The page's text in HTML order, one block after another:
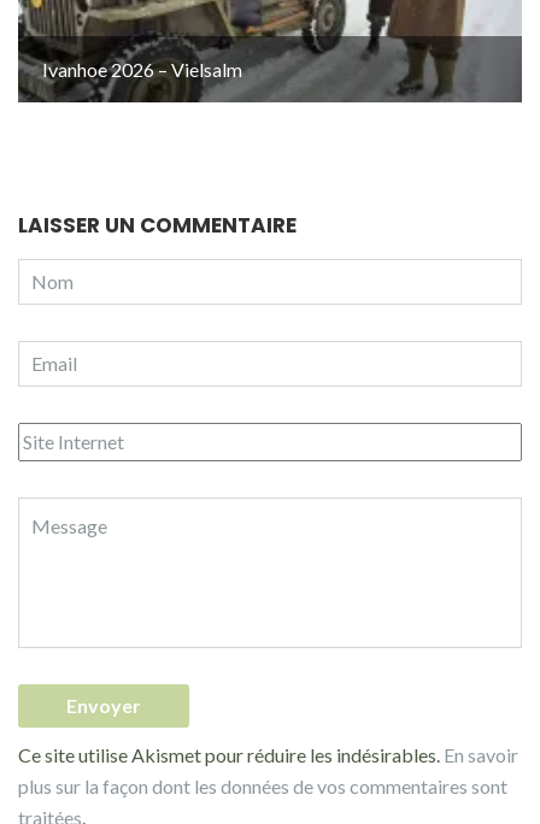
Ivanhoe 2026 – Vielsalm
LAISSER UN COMMENTAIRE
Ce site utilise Akismet pour réduire les indésirables. En savoir
plus sur la façon dont les données de vos commentaires sont
traitées